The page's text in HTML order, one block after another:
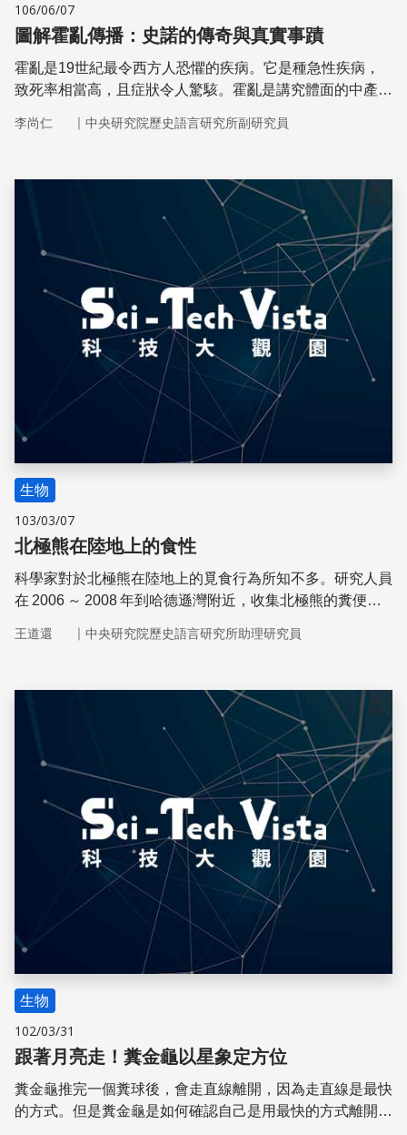
106/06/07
圖解霍亂傳播：史諾的傳奇與真實事蹟
霍亂是19世紀最令西方人恐懼的疾病。它是種急性疾病，
致死率相當高，且症狀令人驚駭。霍亂是講究體面的中產階
雄是史諾（John Snow），然而他真實的事蹟與貢獻為何
李尚仁 ｜ 中央研究院歷史語言研究所副研究員
儲存
生物
103/03/07
北極熊在陸地上的食性
科學家對於北極熊在陸地上的覓食行為所知不多。研究人員
在 2006 ～ 2008 年到哈德遜灣附近，收集北極熊的糞便分
覓食者。
王道還 ｜ 中央研究院歷史語言研究所助理研究員
儲存
生物
102/03/31
跟著月亮走！糞金龜以星象定方位
糞金龜推完一個糞球後，會走直線離開，因為走直線是最快
的方式。但是糞金龜是如何確認自己是用最快的方式離開